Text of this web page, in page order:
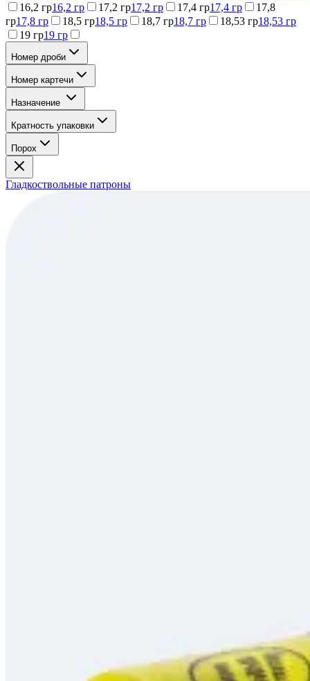
16,2 гр16,2 гр 17,2 гр17,2 гр 17,4 гр17,4 гр
17,8
гр17,8 гр 18,5 гр18,5 гр 18,7 гр18,7 гр 18,53 гр18,53 гр
19 гр19 гр
Номер дроби
Номер картечи
Назначение
Кратность упаковки
Порох
Гладкоствольные патроны